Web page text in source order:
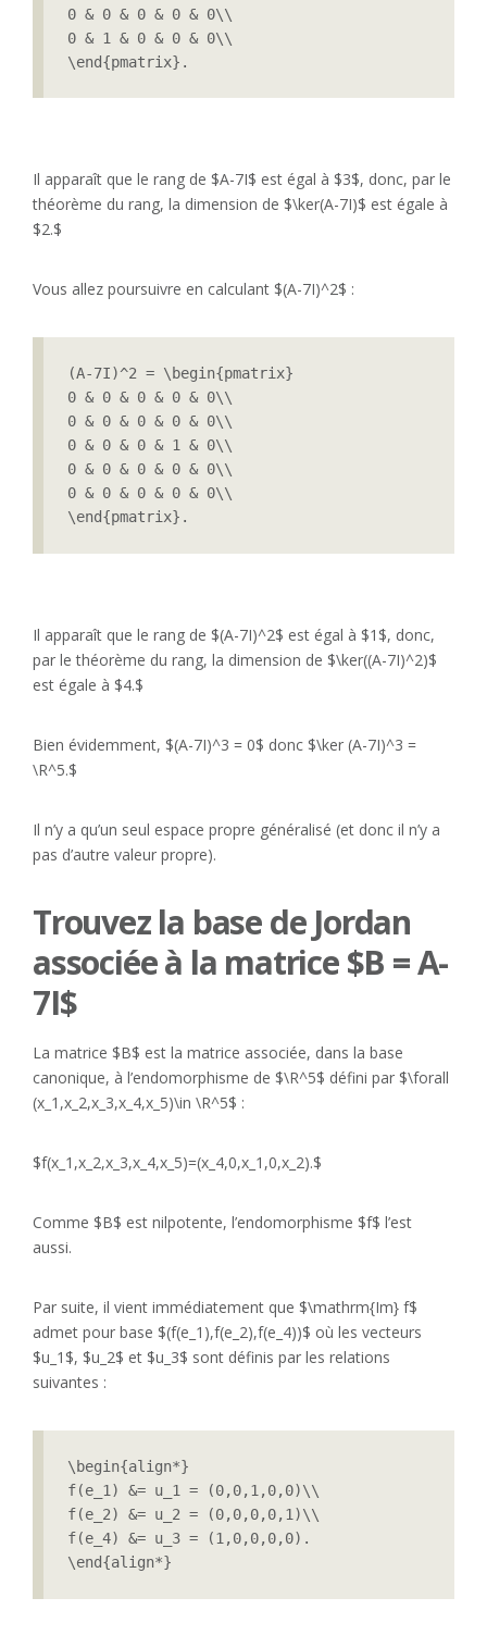
0 & 0 & 0 & 0 & 0\\
0 & 1 & 0 & 0 & 0\\
\end{pmatrix}.
Il apparaît que le rang de $A-7I$ est égal à $3$, donc, par le
théorème du rang, la dimension de $\ker(A-7I)$ est égale à
$2.$
Vous allez poursuivre en calculant $(A-7I)^2$ :
(A-7I)^2 = \begin{pmatrix}
0 & 0 & 0 & 0 & 0\\
0 & 0 & 0 & 0 & 0\\
0 & 0 & 0 & 1 & 0\\
0 & 0 & 0 & 0 & 0\\
0 & 0 & 0 & 0 & 0\\
\end{pmatrix}.
Il apparaît que le rang de $(A-7I)^2$ est égal à $1$, donc,
par le théorème du rang, la dimension de $\ker((A-7I)^2)$
est égale à $4.$
Bien évidemment, $(A-7I)^3 = 0$ donc $\ker (A-7I)^3 =
\R^5.$
Il n’y a qu’un seul espace propre généralisé (et donc il n’y a
pas d’autre valeur propre).
Trouvez la base de Jordan
associée à la matrice $B = A-
7I$
La matrice $B$ est la matrice associée, dans la base
canonique, à l’endomorphisme de $\R^5$ défini par $\forall
(x_1,x_2,x_3,x_4,x_5)\in \R^5$ :
$f(x_1,x_2,x_3,x_4,x_5)=(x_4,0,x_1,0,x_2).$
Comme $B$ est nilpotente, l’endomorphisme $f$ l’est
aussi.
Par suite, il vient immédiatement que $\mathrm{Im} f$
admet pour base $(f(e_1),f(e_2),f(e_4))$ où les vecteurs
$u_1$, $u_2$ et $u_3$ sont définis par les relations
suivantes :
\begin{align*}
f(e_1) &= u_1 = (0,0,1,0,0)\\
f(e_2) &= u_2 = (0,0,0,0,1)\\
f(e_4) &= u_3 = (1,0,0,0,0).
\end{align*}